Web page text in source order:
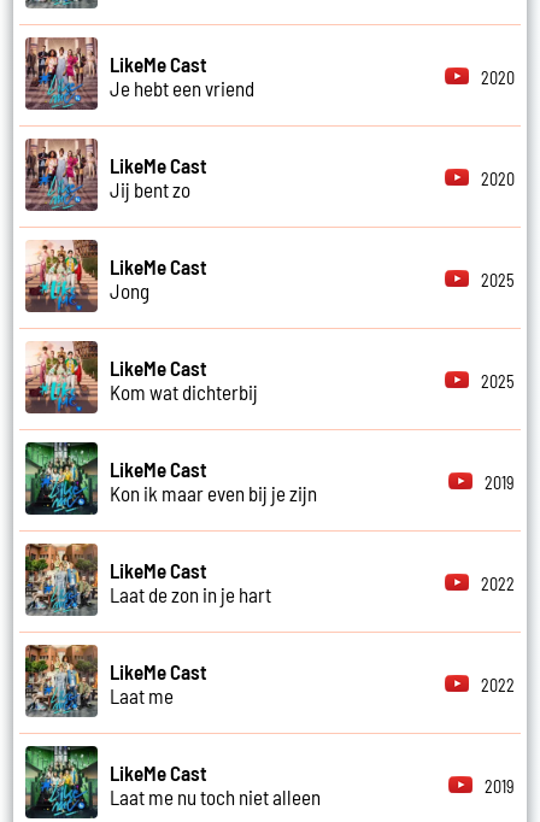
LikeMe Cast
Je hebt een vriend
2020
LikeMe Cast
Jij bent zo
2020
LikeMe Cast
Jong
2025
LikeMe Cast
Kom wat dichterbij
2025
LikeMe Cast
Kon ik maar even bij je zijn
2019
LikeMe Cast
Laat de zon in je hart
2022
LikeMe Cast
Laat me
2022
LikeMe Cast
Laat me nu toch niet alleen
2019